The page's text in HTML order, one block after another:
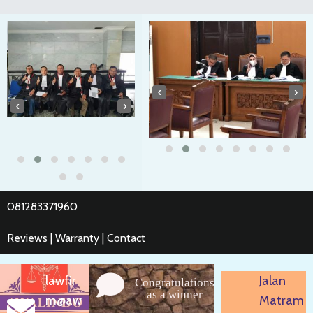
‹ ›
‹ ›
081283371960
Reviews | Warranty | Contact
lawfir
m@aw
Congratulations
as a winner
Jalan
Matram